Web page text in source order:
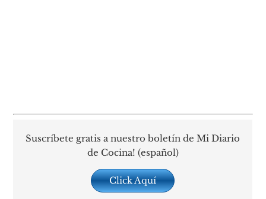
Suscríbete gratis a nuestro boletín de Mi Diario
de Cocina! (español)
Click Aquí